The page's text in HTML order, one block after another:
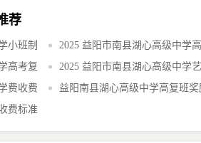
荐
小班制
2025 益阳市南县湖心高级中学
招生简章详情
高考复
2025 益阳市南县湖心高级中学
化课冲刺班详情
费收费
益阳南县湖心高级中学高复班奖
费标准